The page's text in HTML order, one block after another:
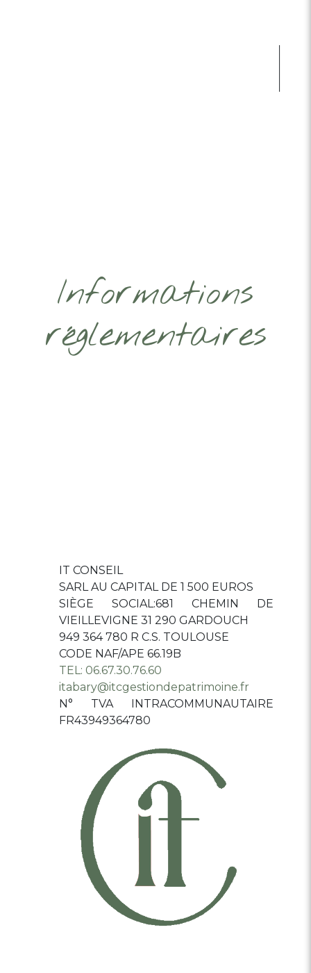
Informations
réglementaires
IT CONSEIL
SARL AU CAPITAL DE 1 500 EUROS
SIÈGE SOCIAL:681 CHEMIN DE
VIEILLEVIGNE 31 290 GARDOUCH
949 364 780 R C.S. TOULOUSE
CODE NAF/APE 66.19B
TEL: 06.67.30.76.60
itabary@itcgestiondepatrimoine.fr
N° TVA INTRACOMMUNAUTAIRE
FR43949364780